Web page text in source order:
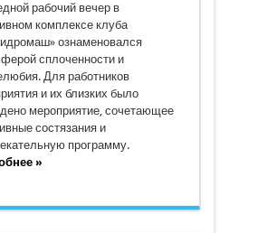
рабочий вечер в
комплексе клуба
ознаменовался
сплоченности и
Для работников
и их близких было
мероприятие, сочетающее
состязания и
программу.
»